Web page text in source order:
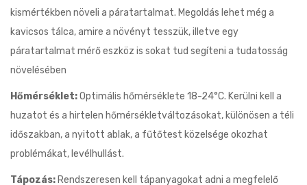
kismértékben növeli a páratartalmat. Megoldás lehet még a
kavicsos tálca, amire a növényt tesszük, illetve egy
páratartalmat mérő eszköz is sokat tud segíteni a tudatosság
növelésében
Hőmérséklet:Optimális hőmérséklete 18-24°C. Kerülni kell a
huzatot és a hirtelen hőmérsékletváltozásokat, különösen a téli
időszakban, a nyitott ablak, a fűtőtest közelsége okozhat
problémákat, levélhullást.
Tápozás: Rendszeresen kell tápanyagokat adni a megfelelő